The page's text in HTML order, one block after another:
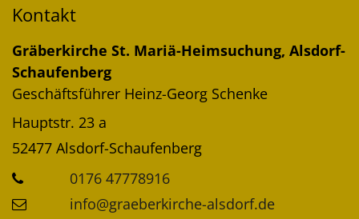
Kontakt
Gräberkirche St. Mariä-Heimsuchung, Alsdorf-
Schaufenberg
Geschäftsführer Heinz-Georg Schenke
Hauptstr. 23 a
52477 Alsdorf-Schaufenberg
0176 47778916
info@graeberkirche-alsdorf.de